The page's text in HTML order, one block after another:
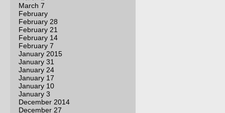
March 7
February
February 28
February 21
February 14
February 7
January 2015
January 31
January 24
January 17
January 10
January 3
December 2014
December 27